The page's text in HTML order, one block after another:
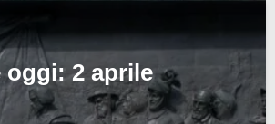
oggi: 2 aprile